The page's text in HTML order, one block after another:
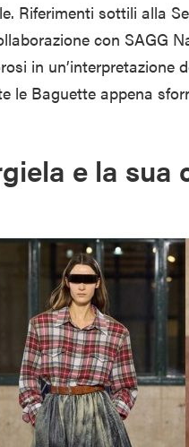
Riferimenti sottili alla
con SAGG
in un’interpretazione
le Baguette appena
e la sua